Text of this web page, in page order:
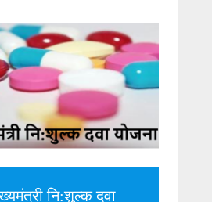
नि:शुल्क दवा